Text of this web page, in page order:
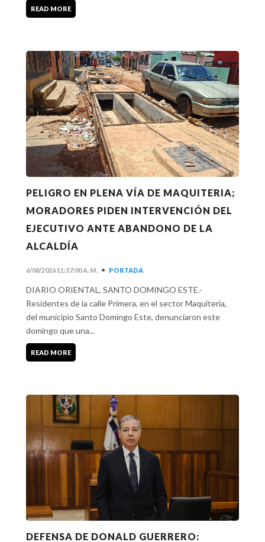
READ MORE
PELIGRO EN PLENA VÍA DE MAQUITERIA;
MORADORES PIDEN INTERVENCIÓN DEL
EJECUTIVO ANTE ABANDONO DE LA
ALCALDÍA
6/08/2026 11:37:00 A. M. • PORTADA
DIARIO ORIENTAL, SANTO DOMINGO ESTE.-
Residentes de la calle Primera, en el sector Maquiteria,
del municipio Santo Domingo Este, denunciaron este
domingo que una...
READ MORE
DEFENSA DE DONALD GUERRERO: